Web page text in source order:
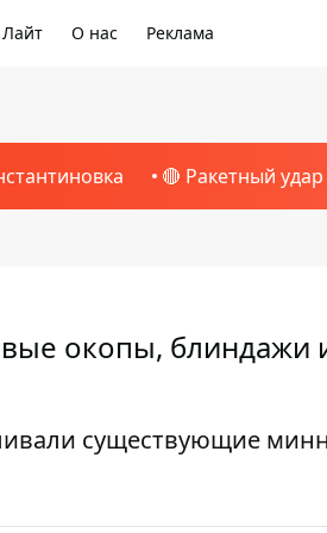
Лайт О нас Реклама
🔴 Ракетный удар
окопы, блиндажи
существующие